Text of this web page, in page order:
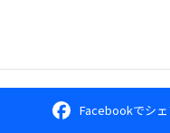
Facebookでシ